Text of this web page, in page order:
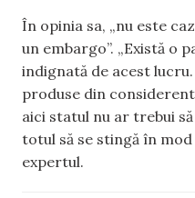
În opinia sa, „nu este
un embargo”. „Există o
indignată de acest
produse din
aici statul nu ar trebui
totul să se stingă în
expertul.